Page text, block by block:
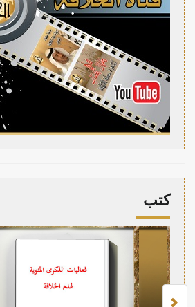
كتب